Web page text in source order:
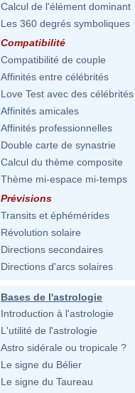
Calcul de l'élément dominant
Les 360 degrés symboliques
Compatibilité
Compatibilité de couple
Affinités entre célébrités
Love Test avec des célébrités
Affinités amicales
Affinités professionnelles
Double carte de synastrie
Calcul du thème composite
Thème mi-espace mi-temps
Prévisions
Transits et éphémérides
Révolution solaire
Directions secondaires
Directions d'arcs solaires
Bases de l'astrologie
Introduction à l'astrologie
L'utilité de l'astrologie
Astro sidérale ou tropicale ?
Le signe du Bélier
Le signe du Taureau